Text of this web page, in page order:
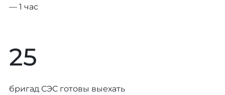
— 1 час
25
бригад СЭС готовы выехать